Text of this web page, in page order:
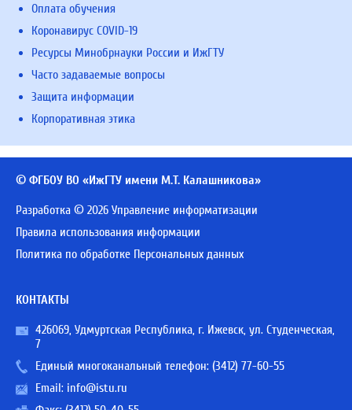
Оплата обучения
Коронавирус COVID-19
Ресурсы Минобрнауки России и ИжГТУ
Часто задаваемые вопросы
Защита информации
Корпоративная этика
© ФГБОУ ВО «ИжГТУ имени М.Т. Калашникова»
Разработка © 2026 Управление информатизации
Правила использования информации
Политика по обработке Персональных данных
КОНТАКТЫ
426069, Удмуртская Республика, г. Ижевск, ул. Студенческая,
7
Единый многоканальный телефон: (3412) 77-60-55
Email: info@istu.ru